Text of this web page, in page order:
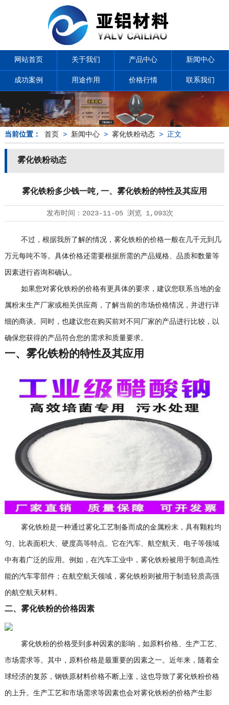
网站首页 关于我们 产品中心 新闻中心
成功案例 用途作用 价格行情 联系我们
当前位置： 首页 > 新闻中心> 雾化铁粉动态> 正文
雾化铁粉动态
雾化铁粉多少钱一吨,一、雾化铁粉的特性及其应用
发布时间： 2023-11-05浏览 1,093次
不过，根据我所了解的情况，雾化铁粉的价格一般在几千元到几
万元每吨不等。具体价格还需要根据所需的产品规格、品质和数量等
因素进行咨询和确认。
如果您对雾化铁粉的价格有更具体的要求，建议您联系当地的金
属粉末生产厂家或相关供应商，了解当前的市场价格情况，并进行详
细的商谈。同时，也建议您在购买前对不同厂家的产品进行比较，以
确保您获得的产品符合您的需求和质量要求。
一、雾化铁粉的特性及其应用
雾化铁粉是一种通过雾化工艺制备而成的金属粉末，具有颗粒均
匀、比表面积大、硬度高等特点。它在汽车、航空航天、电子等领域
中有着广泛的应用。例如，在汽车工业中，雾化铁粉被用于制造高性
能的汽车零部件；在航空航天领域，雾化铁粉则被用于制造轻质高强
的航空航天材料。
二、雾化铁粉的价格因素
雾化铁粉的价格受到多种因素的影响，如原料价格、生产工艺、
市场需求等。其中，原料价格是最重要的因素之一。近年来，随着全
球经济的复苏，钢铁原材料价格不断上涨，这也导致了雾化铁粉价格
的上升。生产工艺和市场需求等因素也会对雾化铁粉的价格产生影